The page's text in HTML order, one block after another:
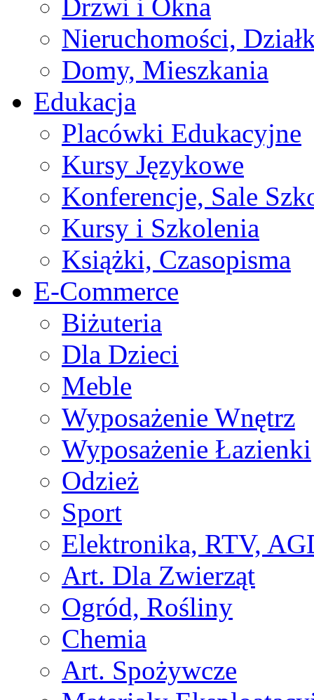
Drzwi i Okna
Nieruchomości,
Domy, Mieszkania
Edukacja
Placówki Edukacyjne
Kursy Językowe
Konferencje, Sale
Kursy i Szkolenia
Książki, Czasopisma
E-Commerce
Biżuteria
Dla Dzieci
Meble
Wyposażenie Wnętrz
Wyposażenie Łazienki
Odzież
Sport
Elektronika, RTV,
Art. Dla Zwierząt
Ogród, Rośliny
Chemia
Art. Spożywcze